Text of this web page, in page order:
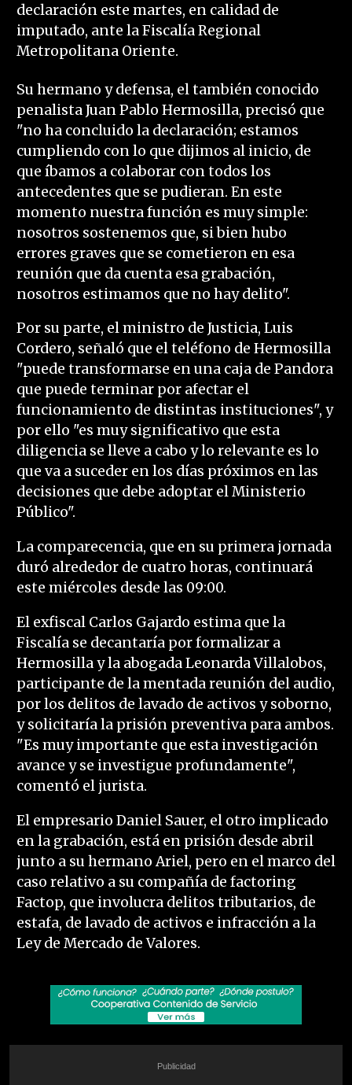
declaración este martes, en calidad de
imputado, ante la Fiscalía Regional
Metropolitana Oriente.
Su hermano y defensa, el también conocido
penalista Juan Pablo Hermosilla, precisó que
"no ha concluido la declaración; estamos
cumpliendo con lo que dijimos al inicio, de
que íbamos a colaborar con todos los
antecedentes que se pudieran. En este
momento nuestra función es muy simple:
nosotros sostenemos que, si bien hubo
errores graves que se cometieron en esa
reunión que da cuenta esa grabación,
nosotros estimamos que no hay delito".
Por su parte, el ministro de Justicia, Luis
Cordero, señaló que el teléfono de Hermosilla
"puede transformarse en una caja de Pandora
que puede terminar por afectar el
funcionamiento de distintas instituciones", y
por ello "es muy significativo que esta
diligencia se lleve a cabo y lo relevante es lo
que va a suceder en los días próximos en las
decisiones que debe adoptar el Ministerio
Público".
La comparecencia, que en su primera jornada
duró alrededor de cuatro horas, continuará
este miércoles desde las 09:00.
El exfiscal Carlos Gajardo estima que la
Fiscalía se decantaría por formalizar a
Hermosilla y la abogada Leonarda Villalobos,
participante de la mentada reunión del audio,
por los delitos de lavado de activos y soborno,
y solicitaría la prisión preventiva para ambos.
"Es muy importante que esta investigación
avance y se investigue profundamente",
comentó el jurista.
El empresario Daniel Sauer, el otro implicado
en la grabación, está en prisión desde abril
junto a su hermano Ariel, pero en el marco del
caso relativo a su compañía de factoring
Factop, que involucra delitos tributarios, de
estafa, de lavado de activos e infracción a la
Ley de Mercado de Valores.